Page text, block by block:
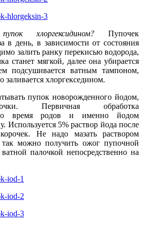
хлоргексидином? Пупочек
в день, в зависимости от состояния
залить ранку перекисью водорода,
станет мягкой, далее она убирается
подсушивается ватным тампоном,
заливается хлоргекседином.
пупок новорожденного йодом,
Первичная обработка
время родов и именно йодом
Используется 5% раствор йода после
Не надо мазать раствором
так можно получить ожог пупочной
палочкой непосредственно на